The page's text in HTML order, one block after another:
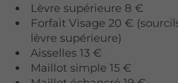
Lèvre supérieure 8 €
Forfait Visage 20 €
lèvre supérieure)
Aisselles 13 €
Maillot simple 15 €